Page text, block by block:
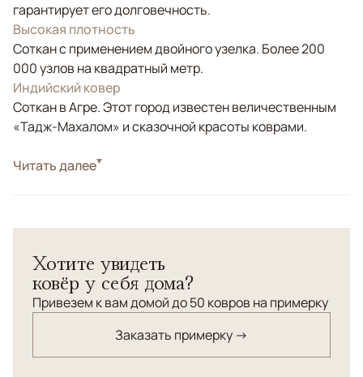
гарантирует его долговечность.
Высокая плотность
Соткан с применением двойного узелка. Более 200
000 узлов на квадратный метр.
Индийский ковер
Соткан в Агре. Этот город известен величественным
«Тадж-Махалом» и сказочной красоты коврами.
СтильКлассические
качества. Соткан по старинной технологии с
использованием ручной крутки нити.
Читать далее
Хотите увидеть
ковёр у себя дома?
Привезем к вам домой до 50 ковров на примерку
Заказать примерку →